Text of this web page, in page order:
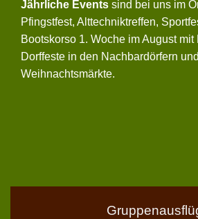
Jährliche Events sind bei uns im
Pfingstfest, Alttechniktreffen,
Bootskorso 1. Woche im August
Dorffeste in den Nachbardörfern und
Weihnachtsmärkte.